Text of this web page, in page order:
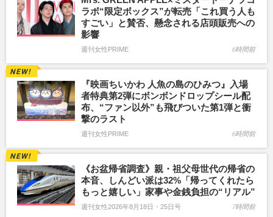
ラボ“限定ボックス”が転売「これ買う人も
すごい」と賛否、懸念される店頭販売への
影響
週刊女性PRIME 6時間前
『映画ちいかわ 人魚の島のひみつ』入場
者特典第2弾にボンボンドロップシール配
布、“ファン以外”も飛びついた第1弾と衝
撃のラスト
週刊女性PRIME 6時間前
《お盆帰省調査》親・祖父母世代の帰省の
本音、しんどい派は32%「帰ってくれたら
もっと嬉しい」家事や金銭負担の“リアル”
週刊女性2026年8月18日・25日号 7時間前